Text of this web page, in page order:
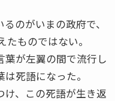
のがいまの政府で、
ものではない。
葉が左翼の間で流行し
死語になった。
け、この死語が生き返